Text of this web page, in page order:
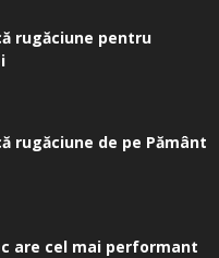
rugăciune pentru
rugăciune de pe Pământ
are cel mai performant